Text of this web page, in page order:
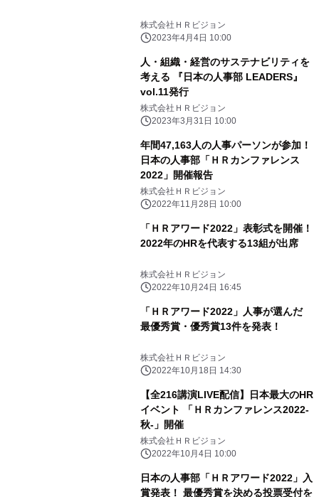
株式会社ＨＲビジョン
2023年4月4日 10:00
人・組織・経営のサステナビリティを
考える 『日本の人事部 LEADERS』
vol.11発行
株式会社ＨＲビジョン
2023年3月31日 10:00
年間47,163人の人事パーソンが参加！
日本の人事部「ＨＲカンファレンス
2022」開催報告
株式会社ＨＲビジョン
2022年11月28日 10:00
「ＨＲアワード2022」表彰式を開催！
2022年のHRを代表する13組が出席
株式会社ＨＲビジョン
2022年10月24日 16:45
「ＨＲアワード2022」人事が選んだ
最優秀賞・優秀賞13件を発表！
株式会社ＨＲビジョン
2022年10月18日 14:30
【全216講演LIVE配信】日本最大のHR
イベント 「ＨＲカンファレンス2022-
秋-」開催
株式会社ＨＲビジョン
2022年10月4日 10:00
日本の人事部「ＨＲアワード2022」入
賞発表！ 最優秀賞を決める投票受付を